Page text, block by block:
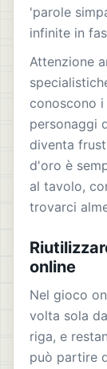
'parole
infinite in
Attenzione
conoscono
personaggi
diventa
d'oro è
al tavolo,
trovarci
online
Nel gioco
volta sola
riga, e
può partire